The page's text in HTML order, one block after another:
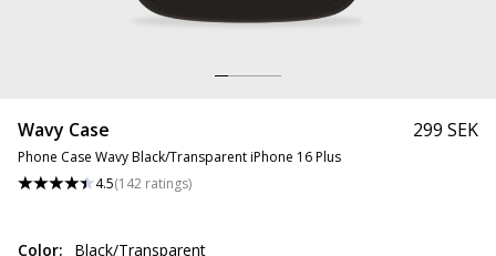
Wavy Case
Phone Case Wavy Black/Transparent iPhone 16 Plus
4.5(142 ratings)
299 SEK
Color: Black/Transparent